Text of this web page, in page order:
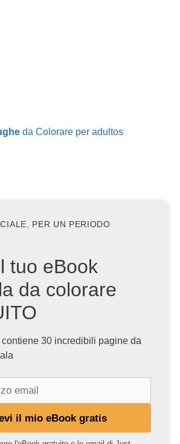
da Colorare per adultos
PER UN PERIODO
tuo eBook
da colorare
30 incredibili pagine da
il mio eBook gratis